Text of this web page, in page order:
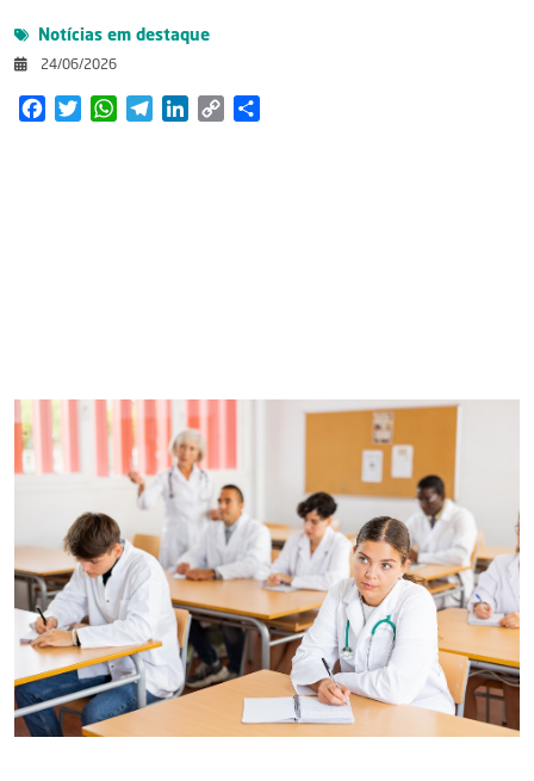
Notícias em destaque
24/06/2026
FacebookTwitterWhatsAppTelegramLinkedIn
Copy